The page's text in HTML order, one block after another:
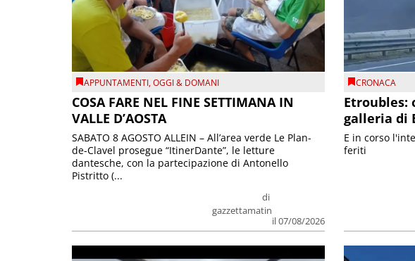
APPUNTAMENTI,OGGI & DOMANI
COSA FARE NEL FINE SETTIMANA IN
VALLE D’AOSTA
di
gazzettamatin
il 07/08/2026
SABATO 8 AGOSTO ALLEIN – All’area verde Le Plan-
de-Clavel prosegue “ItinerDante”, le letture
dantesche, con la partecipazione di Antonello
Pistritto (...
CRONACA
Etroubles:
galleria di
E in corso
feriti